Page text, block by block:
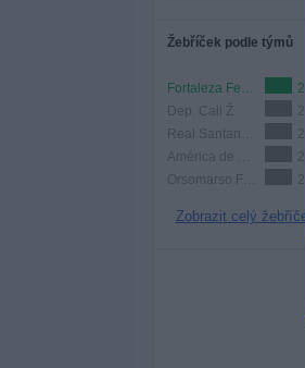
Žebříček podle týmů
Fortaleza Femenino
Dep. Cali Ž
Zobrazit celý